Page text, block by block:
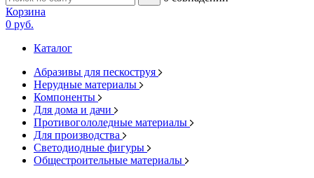
Корзина
0 руб.
Каталог
Абразивы для пескоструя
Нерудные материалы
Компоненты
Для дома и дачи
Противогололедные материалы
Для производства
Светодиодные фигуры
Общестроительные материалы